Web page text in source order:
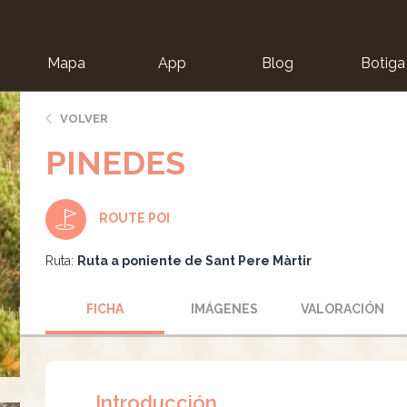
Mapa App Blog Botiga
VOLVER
PINEDES
ROUTE POI
Ruta: Ruta a poniente de Sant Pere Màrtir
FICHA IMÁGENES VALORACIÓN